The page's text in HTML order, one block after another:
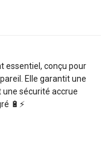
essentiel, conçu pour
Elle garantit une
une sécurité accrue
🔋⚡️